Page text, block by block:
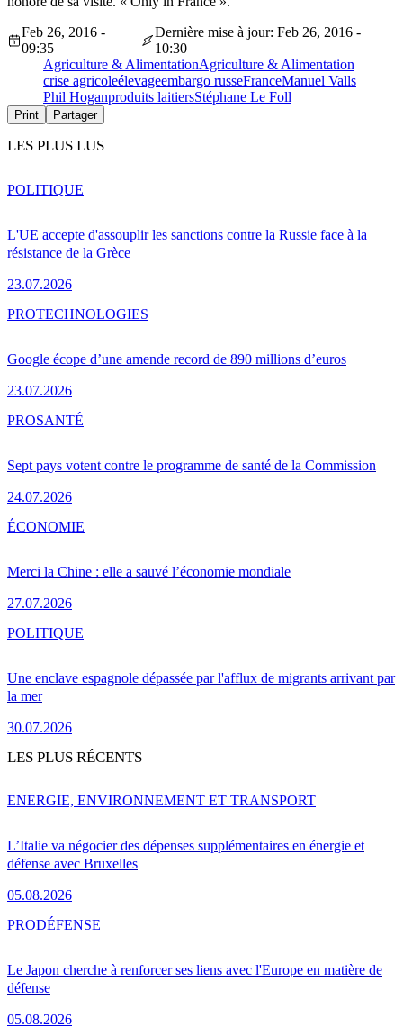
Feb 26, 2016 -
09:35
Dernière mise à jour: Feb 26, 2016 -
10:30
Agriculture & AlimentationAgriculture & Alimentation
crise agricoleélevageembargo russeFranceManuel Valls
Phil Hoganproduits laitiersStéphane Le Foll
Print Partager
LES PLUS LUS
L'UE accepte d'assouplir les sanctions contre la Russie face à la
résistance de la Grèce
23.07.2026
POLITIQUE
Google écope d’une amende record de 890 millions d’euros
23.07.2026
PROTECHNOLOGIES
Sept pays votent contre le programme de santé de la Commission
24.07.2026
PROSANTÉ
Merci la Chine : elle a sauvé l’économie mondiale
27.07.2026
ÉCONOMIE
Une enclave espagnole dépassée par l'afflux de migrants arrivant par
la mer
30.07.2026
POLITIQUE
LES PLUS RÉCENTS
L’Italie va négocier des dépenses supplémentaires en énergie et
défense avec Bruxelles
05.08.2026
ENERGIE, ENVIRONNEMENT ET TRANSPORT
Le Japon cherche à renforcer ses liens avec l'Europe en matière de
défense
05.08.2026
PRODÉFENSE